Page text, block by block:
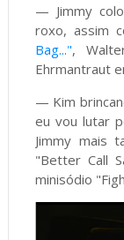
— Jimmy
roxo, assim
Bag...",
Ehrmantraut
— Kim
eu vou lutar
Jimmy mais
"Better Call
minisódio